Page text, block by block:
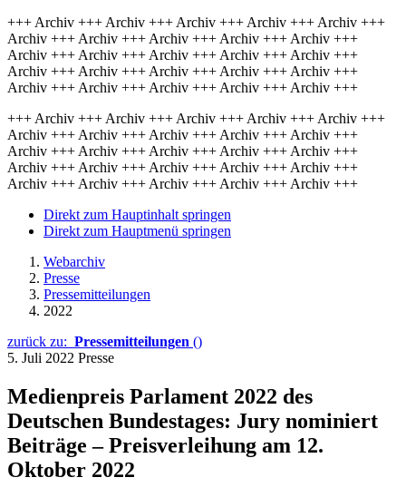
+++ Archiv +++ Archiv +++ Archiv +++ Archiv +++ Archiv +++
Archiv +++ Archiv +++ Archiv +++ Archiv +++ Archiv +++
Archiv +++ Archiv +++ Archiv +++ Archiv +++ Archiv +++
Archiv +++ Archiv +++ Archiv +++ Archiv +++ Archiv +++
Archiv +++ Archiv +++ Archiv +++ Archiv +++ Archiv +++
+++ Archiv +++ Archiv +++ Archiv +++ Archiv +++ Archiv +++
Archiv +++ Archiv +++ Archiv +++ Archiv +++ Archiv +++
Archiv +++ Archiv +++ Archiv +++ Archiv +++ Archiv +++
Archiv +++ Archiv +++ Archiv +++ Archiv +++ Archiv +++
Archiv +++ Archiv +++ Archiv +++ Archiv +++ Archiv +++
Direkt zum Hauptinhalt springen
Direkt zum Hauptmenü springen
Webarchiv
Presse
Pressemitteilungen
2022
zurück zu: Pressemitteilungen ()
5. Juli 2022 Presse
Medienpreis Parlament 2022 des
Deutschen Bundestages: Jury nominiert
Beiträge – Preisverleihung am 12.
Oktober 2022